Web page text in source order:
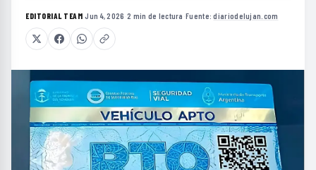
EDITORIAL TEAM·Jun 4, 2026 ·2 min de lectura ·Fuente:diariodelujan.com